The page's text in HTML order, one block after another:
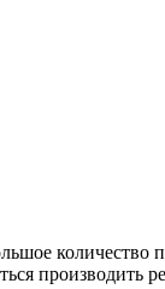
количество
производить